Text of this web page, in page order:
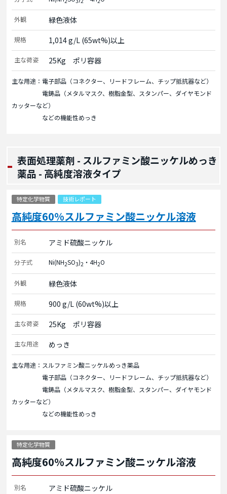
外観 緑色液体
規格 1,014 g/L (65wt%)以上
主な荷姿 25Kg　ポリ容器
主な用途：電子部品（コネクター、リードフレーム、チップ抵抗器など）
電鋳品（メタルマスク、樹脂金型、スタンパー、ダイヤモンド
カッターなど）
などの機能性めっき
表面処理薬剤 - スルファミン酸ニッケルめっき
薬品 - 高純度溶液タイプ
特定化学物質 技術レポート
高純度60%スルファミン酸ニッケル溶液
別名 アミド硫酸ニッケル
分子式 Ni(NH2SO3)2 ・4H2O
外観 緑色液体
規格 900 g/L (60wt%)以上
主な荷姿 25Kg　ポリ容器
主な用途 めっき
主な用途：スルファミン酸ニッケルめっき薬品
電子部品（コネクター、リードフレーム、チップ抵抗器など）
電鋳品（メタルマスク、樹脂金型、スタンパー、ダイヤモンド
カッターなど）
などの機能性めっき
特定化学物質
高純度60%スルファミン酸ニッケル溶液
別名 アミド硫酸ニッケル